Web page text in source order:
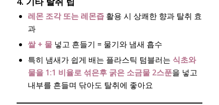
레몬 조각 또는 레몬즙활용 시 상쾌한 향과 탈취 효
과
쌀 + 물넣고 흔들기 = 물기와 냄새 흡수
특히 냄새가 쉽게 배는 플라스틱 텀블러는 식초와
물을 1:1 비율로 섞은후 굵은 소금물 2스푼을 넣고
내부를 흔들며 닦아도 탈취에 좋아요